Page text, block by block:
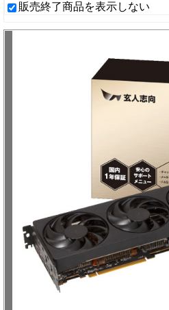
販売終了商品を表示しない